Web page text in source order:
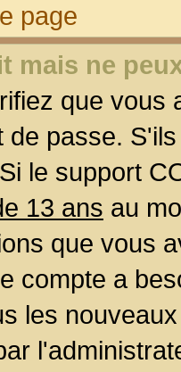
page
mais ne
que
de passe.
le support
13 ans au
que vous
compte a
les